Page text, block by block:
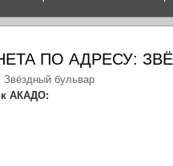
ПО АДРЕСУ:
Звёздный бульвар
АКАДО: